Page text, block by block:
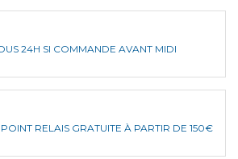
24H SI COMMANDE AVANT MIDI
RELAIS GRATUITE À PARTIR DE 150€